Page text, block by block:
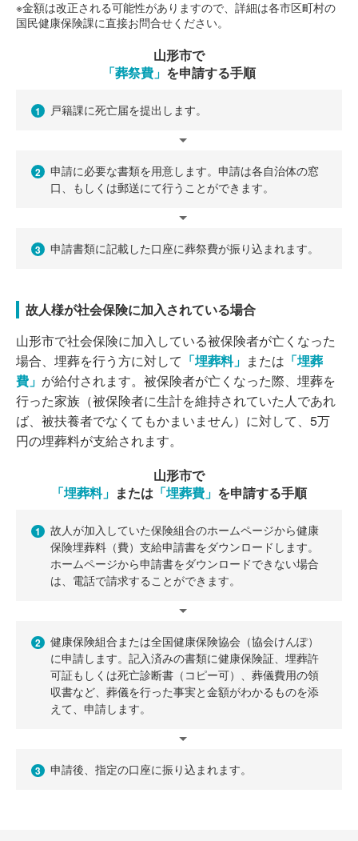
※金額は改正される可能性がありますので、詳細は各市区町村の
国民健康保険課に直接お問合せください。
山形市で
「葬祭費」 を申請する手順
1 戸籍課に死亡届を提出します。
2
申請に必要な書類を用意します。申請は各自治体の窓
口、もしくは郵送にて行うことができます。
3 申請書類に記載した口座に葬祭費が振り込まれます。
故人様が社会保険に加入されている場合
山形市で社会保険に加入している被保険者が亡くなった
場合、埋葬を行う方に対して 「埋葬料」 または 「埋葬
費」 が給付されます。被保険者が亡くなった際、埋葬を
行った家族（被保険者に生計を維持されていた人であれ
ば、被扶養者でなくてもかまいません）に対して、5万
円の埋葬料が支給されます。
山形市で
「埋葬料」 または 「埋葬費」 を申請する手順
1
故人が加入していた保険組合のホームページから健康
保険埋葬料（費）支給申請書をダウンロードします。
ホームページから申請書をダウンロードできない場合
は、電話で請求することができます。
2
健康保険組合または全国健康保険協会（協会けんぽ）
に申請します。記入済みの書類に健康保険証、埋葬許
可証もしくは死亡診断書（コピー可）、葬儀費用の領
収書など、葬儀を行った事実と金額がわかるものを添
えて、申請します。
3 申請後、指定の口座に振り込まれます。